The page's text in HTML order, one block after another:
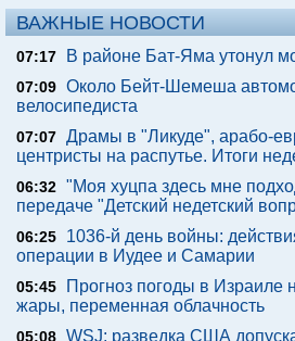
ВАЖНЫЕ НОВОСТИ
07:17 В районе Бат-Яма утонул
07:09 Около Бейт-Шемеша
велосипедиста
07:07 Драмы в "Ликуде", арабо-
центристы на распутье. Итоги
06:32 "Моя хуцпа здесь мне
передаче "Детский недетский
06:25
1036-й день войны:
операции в Иудее и Самарии
05:45
Прогноз погоды в Израиле
жары, переменная облачность
05:08 WSJ: разведка США